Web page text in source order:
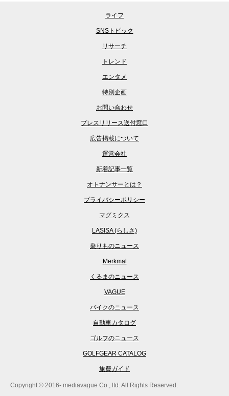
ライフ
SNSトピック
リサーチ
トレンド
エンタメ
特別企画
お問い合わせ
プレスリリース送付窓口
広告掲載について
運営会社
新着記事一覧
オトナンサーとは？
プライバシーポリシー
マグミクス
LASISA (らしさ)
乗りものニュース
Merkmal
くるまのニュース
VAGUE
バイクのニュース
自動車カタログ
ゴルフのニュース
GOLFGEAR CATALOG
旅費ガイド
Copyright © 2016- mediavague Co., ltd. All Rights Reserved.